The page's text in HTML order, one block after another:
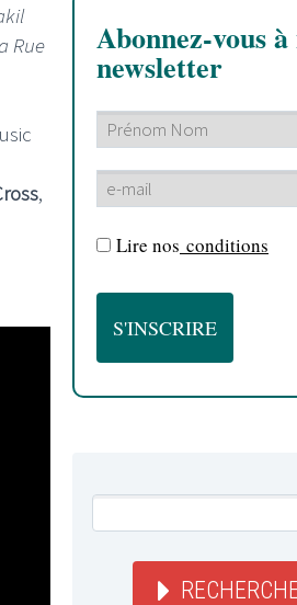
Rue
,
Abonnez-vous
newsletter
Lire nos conditions